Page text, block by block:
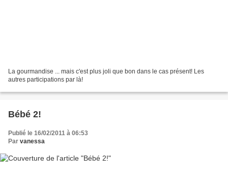
La gourmandise ... mais c'est plus joli que bon dans le cas présent! Les
autres participations par là!
Bébé 2!
Publié le 16/02/2011 à 06:53
Par vanessa